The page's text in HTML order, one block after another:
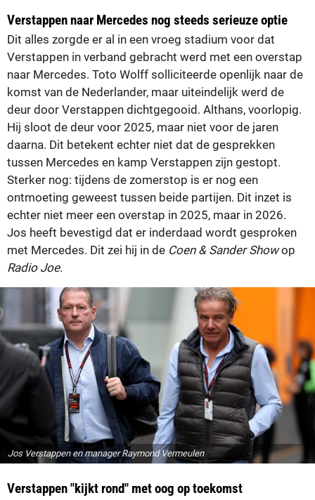
Verstappen naar Mercedes nog steeds serieuze optie
Dit alles zorgde er al in een vroeg stadium voor dat
Verstappen in verband gebracht werd met een overstap
naar Mercedes. Toto Wolff solliciteerde openlijk naar de
komst van de Nederlander, maar uiteindelijk werd de
deur door Verstappen dichtgegooid. Althans, voorlopig.
Hij sloot de deur voor 2025, maar niet voor de jaren
daarna. Dit betekent echter niet dat de gesprekken
tussen Mercedes en kamp Verstappen zijn gestopt.
Sterker nog: tijdens de zomerstop is er nog een
ontmoeting geweest tussen beide partijen. Dit inzet is
echter niet meer een overstap in 2025, maar in 2026.
Jos heeft bevestigd dat er inderdaad wordt gesproken
met Mercedes. Dit zei hij in de Coen & Sander Showop
Radio Joe.
Jos Verstappen en manager Raymond Vermeulen
Verstappen "kijkt rond" met oog op toekomst